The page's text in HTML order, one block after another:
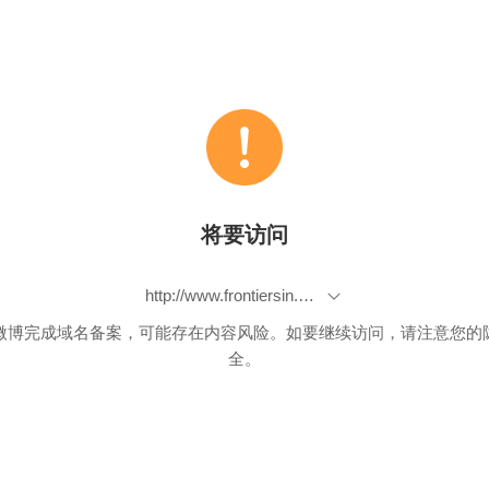
将要访问
http://www.frontiersin.org/Personality_Science_and_Individual_Differences/10.3389/fpsyg.2013.00279/abstract
博完成域名备案，可能存在内容风险。如要继续访问，请注意您的
全。